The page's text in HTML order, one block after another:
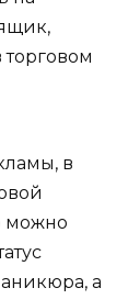
в
можно
а